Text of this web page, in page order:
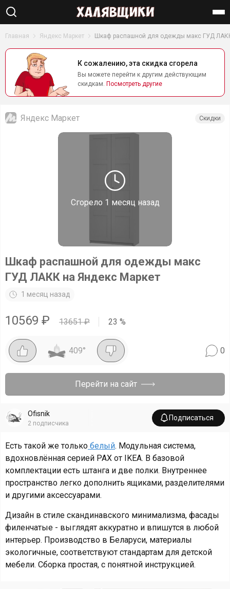
Найти
Главная Яндекс Маркет Шкаф распашной для одежды макс ГУД
К сожалению, эта скидка сгорела
Вы можете перейти к другим действующим
скидкам. Посмотреть другие
Сгорело 1 месяц назад
Яндекс Маркет Скидки
Шкаф распашной для одежды макс
ГУД ЛАКК на Яндекс Маркет
1 месяц назад
10569 ₽ 13651₽ 23 %
409° 0
Перейти на сайт
Ofisnik
2 подписчика
Подписаться
Есть такой же только белый. Модульная система,
вдохновлённая серией PAX от IKEA. В базовой
комплектации есть штанга и две полки. Внутреннее
пространство легко дополнить ящиками, разделителями
и другими аксессуарами.
Дизайн в стиле скандинавского минимализма, фасады
филенчатые - выглядят аккуратно и впишутся в любой
интерьер. Производство в Беларуси, материалы
экологичные, соответствуют стандартам для детской
мебели. Сборка простая, с понятной инструкцией.